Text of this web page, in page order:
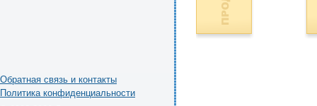
Обратная связь и контакты
Политика конфиденциальности